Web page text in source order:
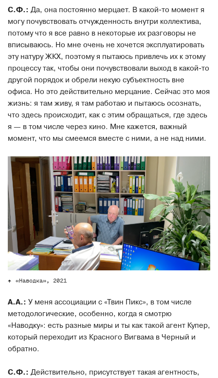
С.Ф.: Да, она постоянно мерцает. В какой-то момент я
могу почувствовать отчужденность внутри коллектива,
потому что я все равно в некоторые их разговоры не
вписываюсь. Но мне очень не хочется эксплуатировать
эту натуру ЖКХ, поэтому я пытаюсь привлечь их к этому
процессу так, чтобы они почувствовали выход в какой-то
другой порядок и обрели некую субъектность вне
офиса. Но это действительно мерцание. Сейчас это моя
жизнь: я там живу, я там работаю и пытаюсь осознать,
что здесь происходит, как с этим обращаться, где здесь
я — в том числе через кино. Мне кажется, важный
момент, что мы смеемся вместе с ними, а не над ними.
«Наводка», 2021
А.А.: У меня ассоциации с «Твин Пикс», в том числе
методологические, особенно, когда я смотрю
«Наводку»: есть разные миры и ты как такой агент Купер,
который переходит из Красного Вигвама в Черный и
обратно.
С.Ф.: Действительно, присутствует такая агентность,